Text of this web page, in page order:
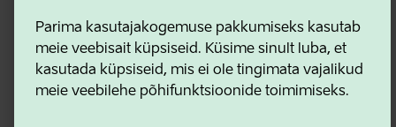
Parima kasutajakogemuse pakkumiseks kasutab
meie veebisait küpsiseid. Küsime sinult luba, et
kasutada küpsiseid, mis ei ole tingimata vajalikud
meie veebilehe põhifunktsioonide toimimiseks.